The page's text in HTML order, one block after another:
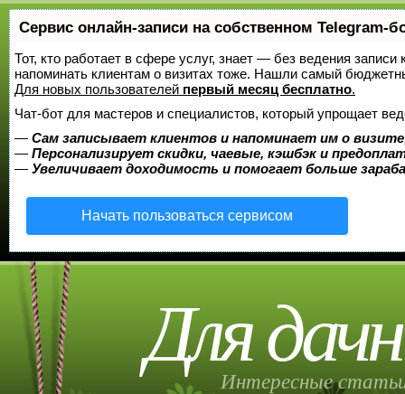
Сервис онлайн-записи на собственном Telegram-
Тот, кто работает в сфере услуг, знает — без ведения
напоминать клиентам о визитах тоже. Нашли самый
Для новых пользователей первый месяц бесплатно.
Чат-бот для мастеров и специалистов, который упрощает
— Сам записывает клиентов и напоминает им о
— Персонализирует скидки, чаевые, кэшбэк и
— Увеличивает доходимость и помогает больше
Начать пользоваться сервисом
Для
Интересные